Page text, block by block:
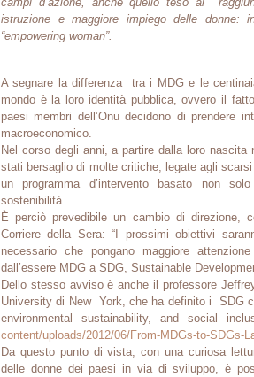
istruzione e maggiore impiego delle
“empowering woman”.
A segnare la differenza tra i MDG e le
mondo è la loro identità pubblica, ovvero il
paesi membri dell’Onu decidono di prendere
macroeconomico.
Nel corso degli anni, a partire dalla loro
stati bersaglio di molte critiche, legate agli
un programma d’intervento basato non
sostenibilità.
È perciò prevedibile un cambio di direzione,
Corriere della Sera: “I prossimi obiettivi
necessario che pongano maggiore
dall’essere MDG a SDG, Sustainable
Dello stesso avviso è anche il professore
University di New York, che ha definito i SDG
environmental sustainability, and social
content/uploads/2012/06/From-MDGs-to-SDGs-
Da questo punto di vista, con una curiosa
delle donne dei paesi in via di sviluppo, è